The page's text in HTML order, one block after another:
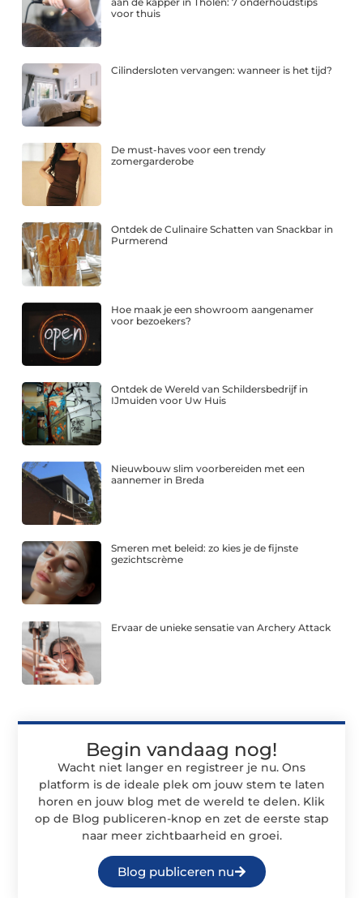
voor thuis
Cilindersloten vervangen: wanneer is het tijd?
De must-haves voor een trendy
zomergarderobe
Ontdek de Culinaire Schatten van Snackbar in
Purmerend
Hoe maak je een showroom aangenamer
voor bezoekers?
Ontdek de Wereld van Schildersbedrijf in
IJmuiden voor Uw Huis
Nieuwbouw slim voorbereiden met een
aannemer in Breda
Smeren met beleid: zo kies je de fijnste
gezichtscrème
Ervaar de unieke sensatie van Archery Attack
Begin vandaag nog!
Wacht niet langer en registreer je nu. Ons
platform is de ideale plek om jouw stem te laten
horen en jouw blog met de wereld te delen. Klik
op de Blog publiceren-knop en zet de eerste stap
naar meer zichtbaarheid en groei.
Blog publiceren nu